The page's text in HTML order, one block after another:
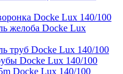
Docke Lux 140/100
желоба Docke Lux
труб Docke Lux 140/100
Docke Lux 140/100
Docke Lux 140/100